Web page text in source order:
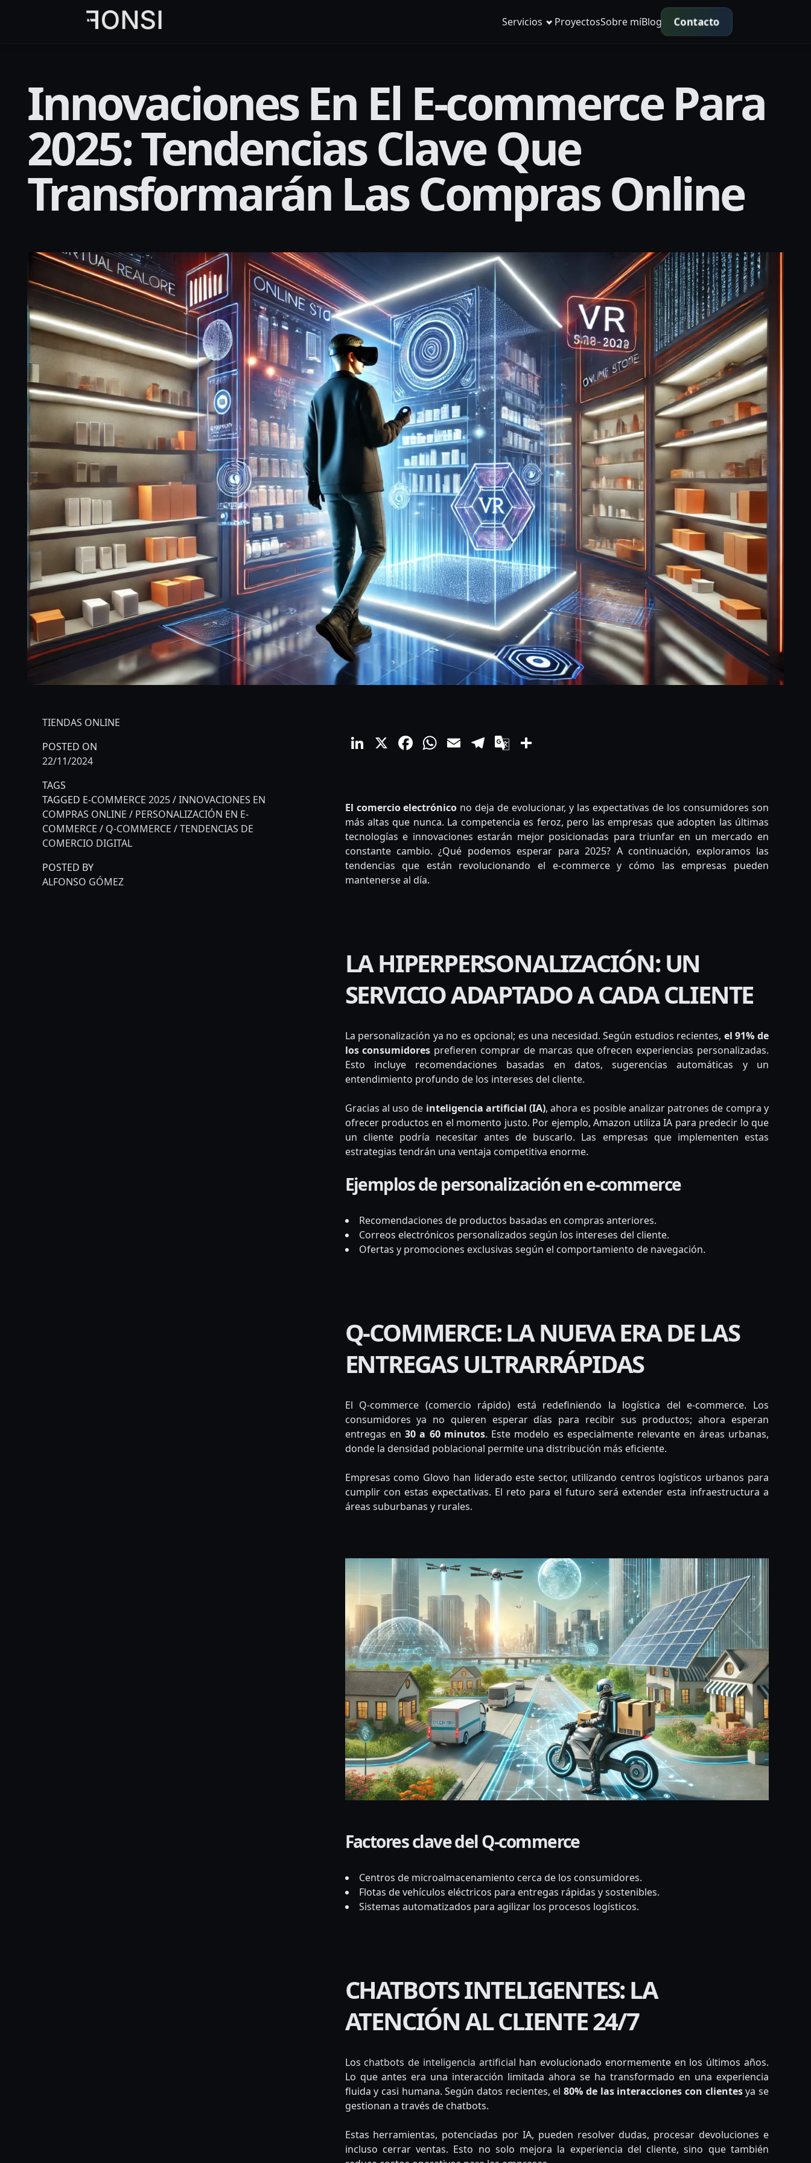
Servicios ProyectosSobre míBlog Contacto
Innovaciones En El E-commerce Para
2025: Tendencias Clave Que
Transformarán Las Compras Online
TIENDAS ONLINE
POSTED ON
22/11/2024
TAGS
TAGGED E-COMMERCE 2025/INNOVACIONES EN
COMPRAS ONLINE / PERSONALIZACIÓN EN E-
COMMERCE / Q-COMMERCE /TENDENCIAS DE
COMERCIO DIGITAL
POSTED BY
ALFONSO GÓMEZ
LinkedIn
X Facebook
WhatsApp
EmailTelegram
Google
El comercio electrónico no deja de evolucionar, y las expectativas de los consumidores son
más altas que nunca. La competencia es feroz, pero las empresas que adopten las últimas
tecnologías e innovaciones estarán mejor posicionadas para triunfar en un mercado en
constante cambio. ¿Qué podemos esperar para 2025? A continuación, exploramos las
tendencias que están revolucionando el e-commerce y cómo las empresas pueden
mantenerse al día.
LA HIPERPERSONALIZACIÓN: UN
SERVICIO ADAPTADO A CADA CLIENTE
La personalización ya no es opcional; es una necesidad. Según estudios recientes, el 91% de
los consumidores prefieren comprar de marcas que ofrecen experiencias personalizadas.
Esto incluye recomendaciones basadas en datos, sugerencias automáticas y un
entendimiento profundo de los intereses del cliente.
Gracias al uso de inteligencia artificial (IA), ahora es posible analizar patrones de compra y
ofrecer productos en el momento justo. Por ejemplo, Amazon utiliza IA para predecir lo que
un cliente podría necesitar antes de buscarlo. Las empresas que implementen estas
estrategias tendrán una ventaja competitiva enorme.
Ejemplos de personalización en e-commerce
Recomendaciones de productos basadas en compras anteriores.
Correos electrónicos personalizados según los intereses del cliente.
Ofertas y promociones exclusivas según el comportamiento de navegación.
Q-COMMERCE: LA NUEVA ERA DE LAS
ENTREGAS ULTRARRÁPIDAS
El Q-commerce (comercio rápido) está redefiniendo la logística del e-commerce. Los
consumidores ya no quieren esperar días para recibir sus productos; ahora esperan
entregas en30 a 60 minutos. Este modelo es especialmente relevante en áreas urbanas,
donde la densidad poblacional permite una distribución más eficiente.
Empresas como Glovo han liderado este sector, utilizando centros logísticos urbanos para
cumplir con estas expectativas. El reto para el futuro será extender esta infraestructura a
áreas suburbanas y rurales.
Factores clave del Q-commerce
Centros de microalmacenamiento cerca de los consumidores.
Flotas de vehículos eléctricos para entregas rápidas y sostenibles.
Sistemas automatizados para agilizar los procesos logísticos.
CHATBOTS INTELIGENTES: LA
ATENCIÓN AL CLIENTE 24/7
Los chatbots de inteligencia artificial han evolucionado enormemente en los últimos años.
Lo que antes era una interacción limitada ahora se ha transformado en una experiencia
fluida y casi humana. Según datos recientes, el80% de las interacciones con clientesya se
gestionan a través de chatbots.
Estas herramientas, potenciadas por IA, pueden resolver dudas, procesar devoluciones e
incluso cerrar ventas. Esto no solo mejora la experiencia del cliente, sino que también